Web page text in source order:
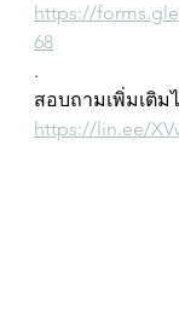
https://
68
.
สอบถามเพิ่มเติม
https://lin.ee/